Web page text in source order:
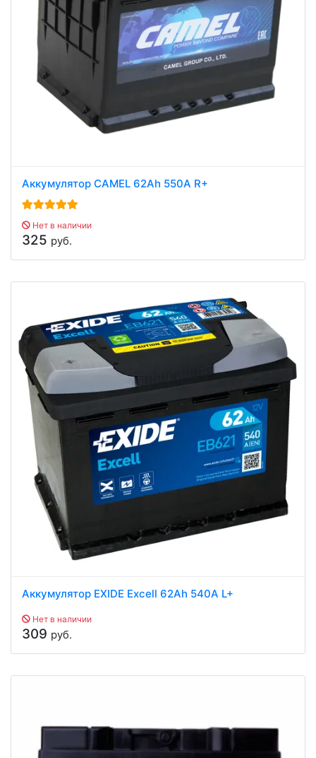
Аккумулятор CAMEL 62Ah 550A R+
Нет в наличии
325 руб.
Аккумулятор EXIDE Excell 62Ah 540A L+
Нет в наличии
309 руб.